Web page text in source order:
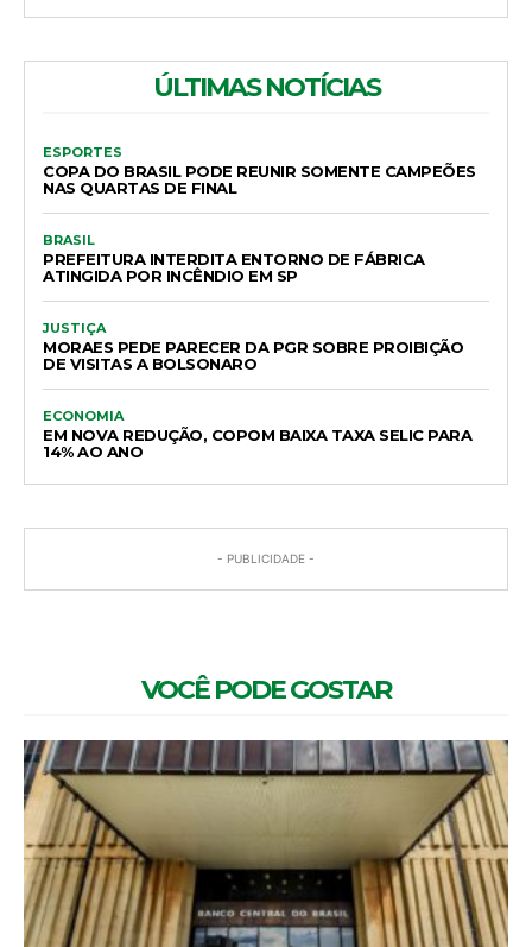
ÚLTIMAS NOTÍCIAS
ESPORTES
COPA DO BRASIL PODE REUNIR SOMENTE CAMPEÕES
NAS QUARTAS DE FINAL
BRASIL
PREFEITURA INTERDITA ENTORNO DE FÁBRICA
ATINGIDA POR INCÊNDIO EM SP
JUSTIÇA
MORAES PEDE PARECER DA PGR SOBRE PROIBIÇÃO
DE VISITAS A BOLSONARO
ECONOMIA
EM NOVA REDUÇÃO, COPOM BAIXA TAXA SELIC PARA
14% AO ANO
- PUBLICIDADE -
VOCÊ PODE GOSTAR